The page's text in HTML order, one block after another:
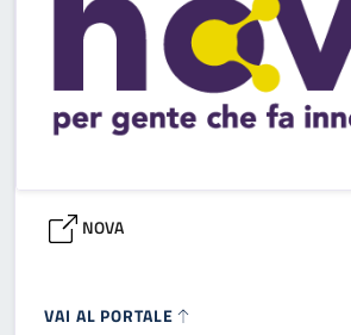
NOVA
VAI AL PORTALE